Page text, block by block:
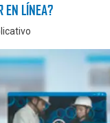
EN LÍNEA?